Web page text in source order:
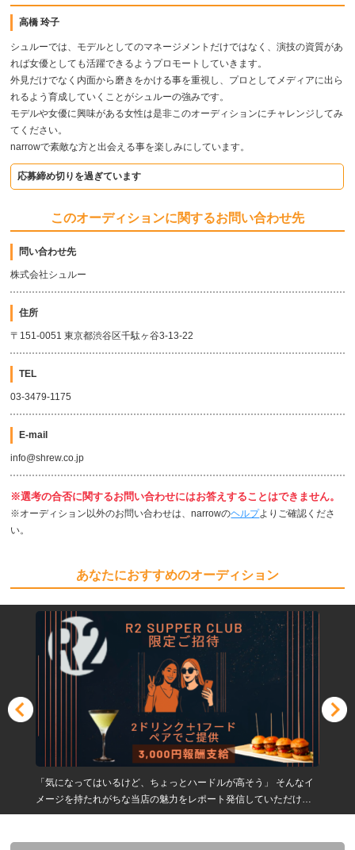
高橋 玲子
シュルーでは、モデルとしてのマネージメントだけではなく、演技の資質があ
れば女優としても活躍できるようプロモートしていきます。
外見だけでなく内面から磨きをかける事を重視し、プロとしてメディアに出ら
れるよう育成していくことがシュルーの強みです。
モデルや女優に興味がある女性は是非このオーディションにチャレンジしてみ
てください。
narrowで素敵な方と出会える事を楽しみにしています。
応募締め切りを過ぎています
このオーディションに関するお問い合わせ先
問い合わせ先
株式会社シュルー
住所
〒151-0051 東京都渋谷区千駄ヶ谷3-13-22
TEL
03-3479-1175
E-mail
info@shrew.co.jp
※選考の合否に関するお問い合わせにはお答えすることはできません。
※オーディション以外のお問い合わせは、narrowのヘルプよりご確認くださ
い。
あなたにおすすめのオーディション
「気になってはいるけど、ちょっとハードルが高そう」 そんなイ
メージを持たれがちな当店の魅力をレポート発信していただける
女性インフルエンサーを募集します。